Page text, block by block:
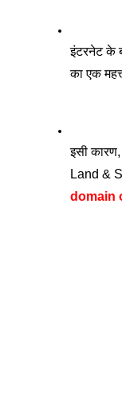
इंटरनेट के
का एक
इसी
Land &
domain